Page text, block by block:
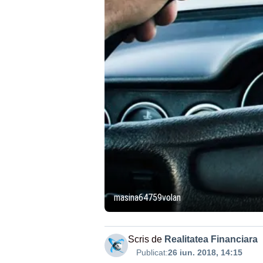
masina64759volan
Scris de Realitatea Financiara
Publicat:26 iun. 2018, 14:15